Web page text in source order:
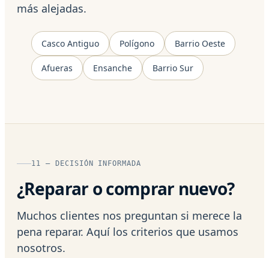
más alejadas.
Casco Antiguo Polígono Barrio Oeste
Afueras Ensanche Barrio Sur
11 — DECISIÓN INFORMADA
¿Reparar o comprar nuevo?
Muchos clientes nos preguntan si merece la
pena reparar. Aquí los criterios que usamos
nosotros.